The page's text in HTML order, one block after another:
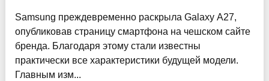
Samsung преждевременно раскрыла Galaxy A27,
опубликовав страницу смартфона на чешском сайте
бренда. Благодаря этому стали известны
практически все характеристики будущей модели.
Главным изм...